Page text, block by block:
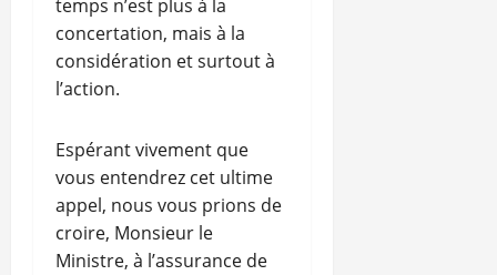
temps n’est plus à la
concertation, mais à la
considération et surtout à
l’action.
Espérant vivement que
vous entendrez cet ultime
appel, nous vous prions de
croire, Monsieur le
Ministre, à l’assurance de